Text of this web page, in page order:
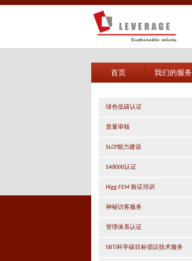
首页 我们的服务
绿色低碳认证
质量审核
SLCP能力建设
SA8000认证
Higg FEM 验证培训
神秘访客服务
管理体系认证
SBTi科学碳目标倡议技术服务